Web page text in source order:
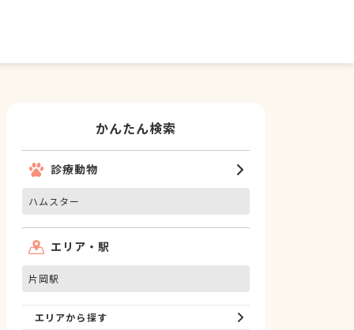
かんたん検索
診療動物
ハムスター
エリア・駅
片岡駅
エリアから探す